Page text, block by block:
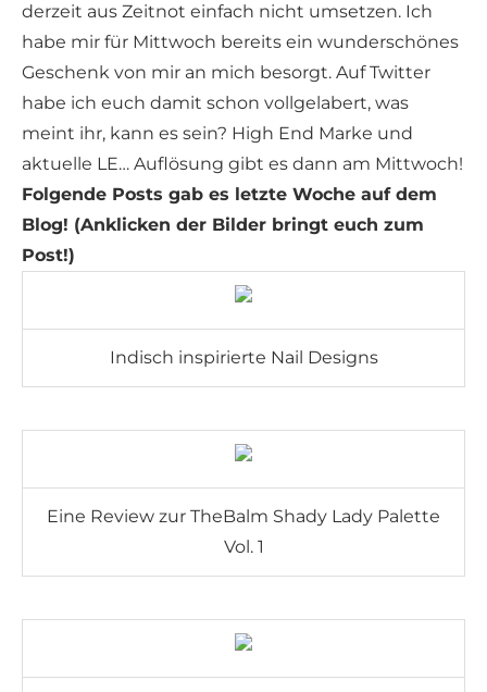
derzeit aus Zeitnot einfach nicht umsetzen. Ich
habe mir für Mittwoch bereits ein wunderschönes
Geschenk von mir an mich besorgt. Auf Twitter
habe ich euch damit schon vollgelabert, was
meint ihr, kann es sein? High End Marke und
aktuelle LE… Auflösung gibt es dann am Mittwoch!
Folgende Posts gab es letzte Woche auf dem
Blog! (Anklicken der Bilder bringt euch zum
Post!)
Indisch inspirierte Nail Designs
Eine Review zur TheBalm Shady Lady Palette
Vol. 1